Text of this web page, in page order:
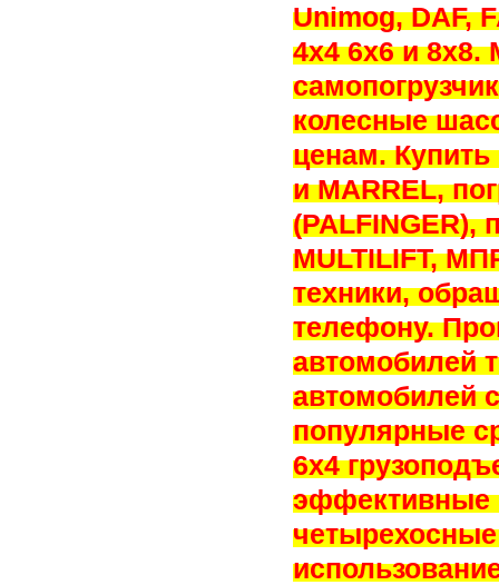
Unimog, DAF,
4х4 6х6 и 8х8.
колесные
ценам. Купить
и MARREL,
(PALFINGER),
MULTILIFT,
техники,
телефону.
автомобилей
автомобилей
популярные
6х4
эффективные